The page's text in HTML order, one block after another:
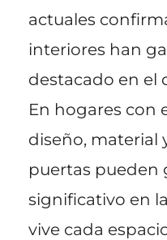
actuales
interiores han
destacado en el
En hogares con
diseño, material
puertas pueden
significativo en
vive cada